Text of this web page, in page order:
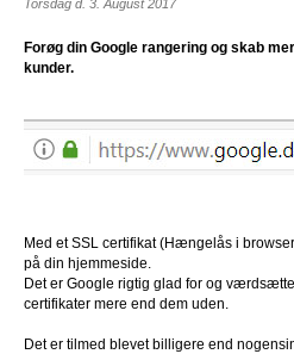
Torsdag d. 3. August 2017
Forøg din Google rangering og skab
kunder.
Med et SSL certifikat (Hængelås i
på din hjemmeside.
Det er Google rigtig glad for og
certifikater mere end dem uden.
Det er tilmed blevet billigere end